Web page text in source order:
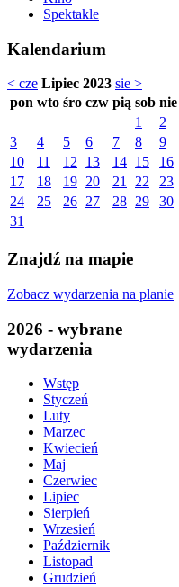
Spektakle
Kalendarium
< cze Lipiec 2023 sie >
pon wto śro czw pią sob nie
1
2
3
4 5 6 7 8
9
10
11 12 13 14 15
16
17
18 19 20 21 22
23
24
25 26 27 28 29
30
31
Znajdź na mapie
Zobacz wydarzenia na planie
2026 - wybrane
wydarzenia
Wstęp
Styczeń
Luty
Marzec
Kwiecień
Maj
Czerwiec
Lipiec
Sierpień
Wrzesień
Październik
Listopad
Grudzień